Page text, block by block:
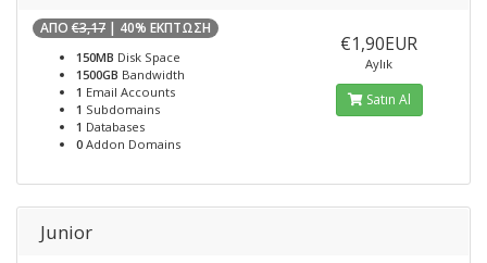
ΑΠΟ €3,17 | 40% ΕΚΠΤΩΣΗ
150MB Disk Space
1500GB Bandwidth
1 Email Accounts
1 Subdomains
1 Databases
0 Addon Domains
€1,90EUR
Aylık
Satın Al
Junior